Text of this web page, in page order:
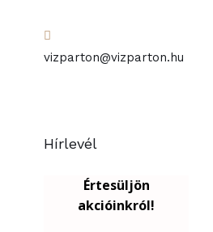
vizparton@vizparton.hu
Hírlevél